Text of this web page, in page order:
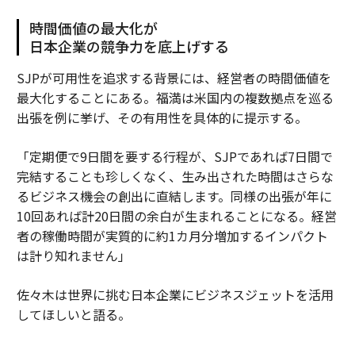
時間価値の最大化が
日本企業の競争力を底上げする
SJPが可用性を追求する背景には、経営者の時間価値を
最大化することにある。福満は米国内の複数拠点を巡る
出張を例に挙げ、その有用性を具体的に提示する。
「定期便で9日間を要する行程が、SJPであれば7日間で
完結することも珍しくなく、生み出された時間はさらな
るビジネス機会の創出に直結します。同様の出張が年に
10回あれば計20日間の余白が生まれることになる。経営
者の稼働時間が実質的に約1カ月分増加するインパクト
は計り知れません」
佐々木は世界に挑む日本企業にビジネスジェットを活用
してほしいと語る。